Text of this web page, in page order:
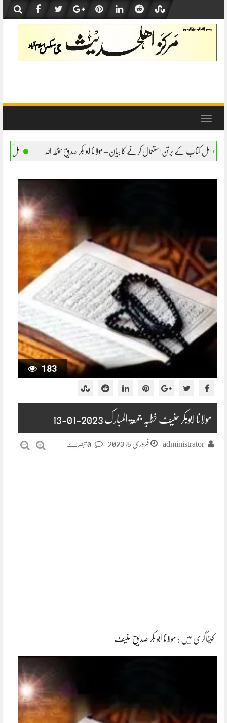
content
Toggle
کرنے کا بیان – مولانا ابو بکر صدیق حفظہ اللہ اہل کتاب کے برتن استعمال کرنے کا
183
مولانا ابوبکر حنیف خطبہ جمعۃ المبارک 2023-01-13
administrator فروری 5, 2023
کیٹاگری میں : مولانا ابو بکر صدیق حنیف